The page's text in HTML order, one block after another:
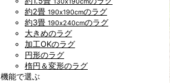
約2畳 190x190cmのラグ
約3畳 190x240cmのラグ
大きめのラグ
加工OKのラグ
円形のラグ
楕円＆変形のラグ
機能で選ぶ